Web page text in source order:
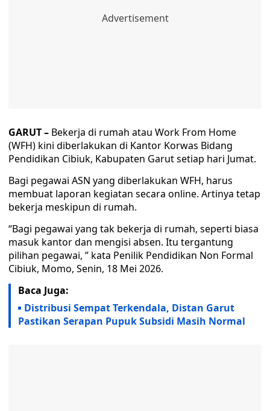
GARUT – Bekerja di rumah atau Work From Home
(WFH) kini diberlakukan di Kantor Korwas Bidang
Pendidikan Cibiuk, Kabupaten Garut setiap hari Jumat.
Bagi pegawai ASN yang diberlakukan WFH, harus
membuat laporan kegiatan secara online. Artinya tetap
bekerja meskipun di rumah.
“Bagi pegawai yang tak bekerja di rumah, seperti biasa
masuk kantor dan mengisi absen. Itu tergantung
pilihan pegawai, ” kata Penilik Pendidikan Non Formal
Cibiuk, Momo, Senin, 18 Mei 2026.
Baca Juga:
Distribusi Sempat Terkendala, Distan Garut
Pastikan Serapan Pupuk Subsidi Masih Normal